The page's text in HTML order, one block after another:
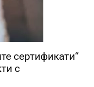
сертификати“
с